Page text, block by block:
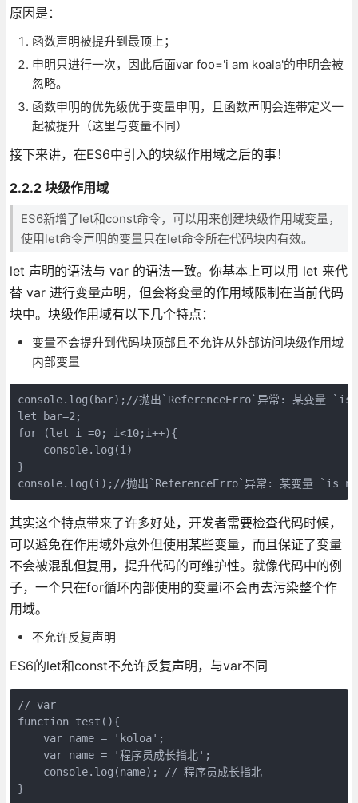
原因是：
函数声明被提升到最顶上；
申明只进行一次，因此后面var foo='i am koala'的申明会被
忽略。
函数申明的优先级优于变量申明，且函数声明会连带定义一
起被提升（这里与变量不同）
接下来讲，在ES6中引入的块级作用域之后的事！
2.2.2 块级作用域
ES6新增了let和const命令，可以用来创建块级作用域变量，
使用let命令声明的变量只在let命令所在代码块内有效。
let 声明的语法与 var 的语法一致。你基本上可以用 let 来代
替 var 进行变量声明，但会将变量的作用域限制在当前代码
块中。块级作用域有以下几个特点：
变量不会提升到代码块顶部且不允许从外部访问块级作用域
内部变量
console.log(bar);//抛出`ReferenceErro`异常: 某变量
let bar=2;
for (let i =0; i<10;i++){
    console.log(i)
}
console.log(i);//抛出`ReferenceErro`异常: 某变量 `is
其实这个特点带来了许多好处，开发者需要检查代码时候，
可以避免在作用域外意外但使用某些变量，而且保证了变量
不会被混乱但复用，提升代码的可维护性。就像代码中的例
子，一个只在for循环内部使用的变量i不会再去污染整个作
用域。
不允许反复声明
ES6的let和const不允许反复声明，与var不同
// var
function test(){
    var name = 'koloa';
    var name = '程序员成长指北';
    console.log(name); // 程序员成长指北
}